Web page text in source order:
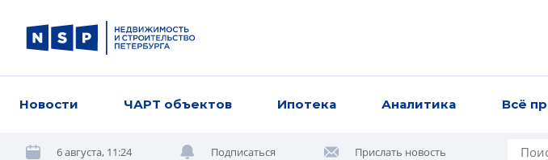
Новости ЧАРТ объектов Ипотека Аналитика Всё
6 августа, 11:24 Подписаться Прислать новость